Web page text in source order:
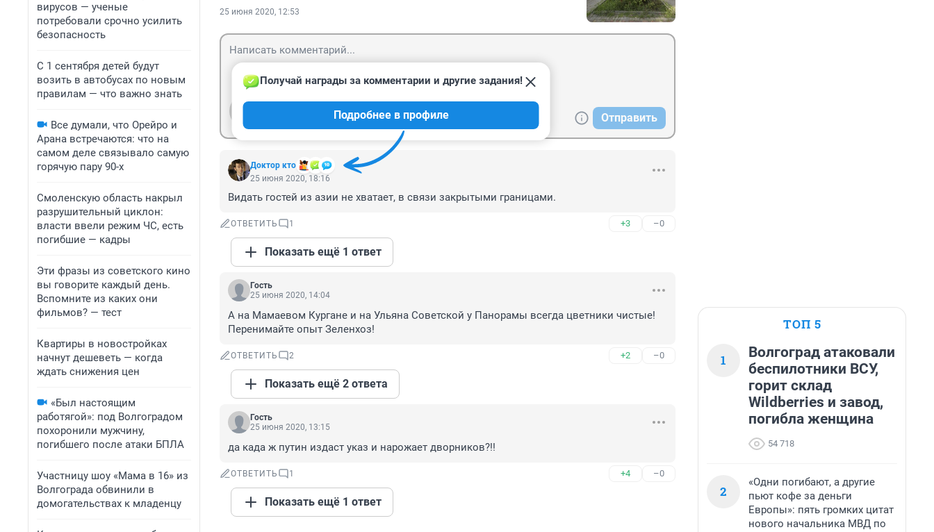
вирусов — ученые
потребовали срочно усилить
безопасность
С 1 сентября детей будут
возить в автобусах по новым
правилам — что важно знать
Все думали, что Орейро и
Арана встречаются: что на
самом деле связывало самую
горячую пару 90-х
Смоленскую область накрыл
разрушительный циклон:
власти ввели режим ЧС, есть
погибшие — кадры
Эти фразы из советского кино
вы говорите каждый день.
Вспомните из каких они
фильмов? — тест
Квартиры в новостройках
начнут дешеветь — когда
ждать снижения цен
«Был настоящим
работягой»: под Волгоградом
похоронили мужчину,
погибшего после атаки БПЛА
Участницу шоу «Мама в 16» из
Волгограда обвинили в
домогательствах к младенцу
25 июня 2020, 12:53
Отправить
Доктор кто
Получай награды за комментарии и другие задания!
Подробнее в профиле
25 июня 2020, 18:16
Видать гостей из азии не хватает, в связи закрытыми границами.
ОТВЕТИТЬ 1 +3 –0
Показать ещё 1 ответ
Гость
25 июня 2020, 14:04
А на Мамаевом Кургане и на Ульяна Советской у Панорамы всегда цветники чистые!
Перенимайте опыт Зеленхоз!
ОТВЕТИТЬ 2 +2 –0
Показать ещё 2 ответа
Гость
25 июня 2020, 13:15
да када ж путин издаст указ и нарожает дворников?!!
ОТВЕТИТЬ 1 +4 –0
Показать ещё 1 ответ
ТОП 5
1
Волгоград атаковали
беспилотники ВСУ,
горит склад
Wildberries и завод,
погибла женщина
54 718
2
«Одни погибают, а другие
пьют кофе за деньги
Европы»: пять громких цитат
нового начальника МВД по